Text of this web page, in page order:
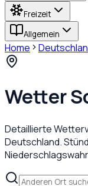
Freizeit
Allgemein
Home
Wetter
Detaillierte
Deutschland.